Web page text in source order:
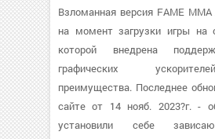
Взломанная версия FAME
на момент загрузки игры на
которой внедрена
графических
преимущества. Последнее
сайте от 14 нояб. 2023?г. -
установили себе